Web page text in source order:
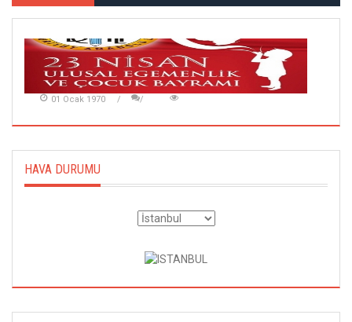
01 Ocak 1970
HAVA DURUMU